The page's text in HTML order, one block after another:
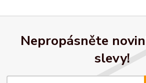
Nepropásněte
slevy!